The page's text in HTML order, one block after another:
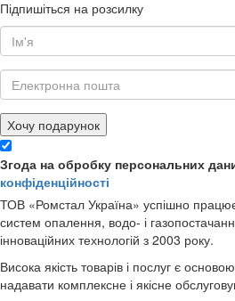
Підпишіться на розсилку
Хочу подарунок
Згода на обробку персональних
конфіденційності
ТОВ «Ромстал Україна» успішно
систем опалення, водо- і
інноваційних технологій з 2003 року.
Висока якість товарів і послуг є
надавати комплексне і якісне